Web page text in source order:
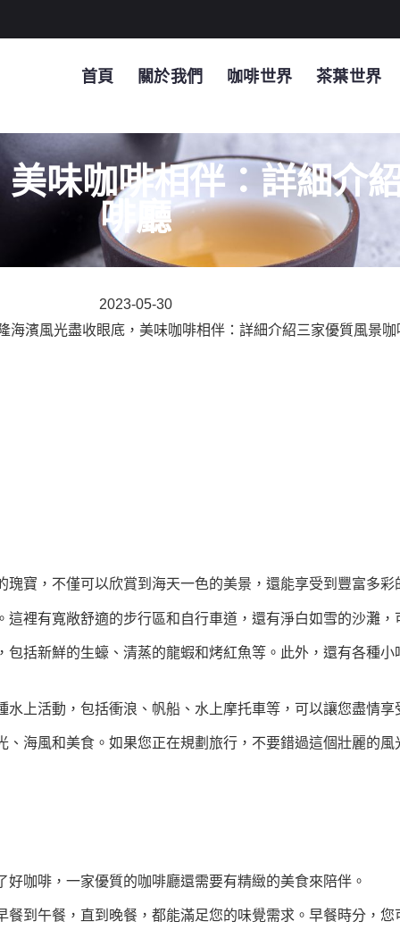
首頁 關於我們 咖啡世界 茶葉世界
味咖啡相伴：詳細介
啡廳
2023-05-30
濱風光盡收眼底，美味咖啡相伴：詳細介紹三家優質風景咖
寶，不僅可以欣賞到海天一色的美景，還能享受到豐富多彩
裡有寬敞舒適的步行區和自行車道，還有淨白如雪的沙灘
括新鮮的生蠔、清蒸的龍蝦和烤紅魚等。此外，還有各種
上活動，包括衝浪、帆船、水上摩托車等，可以讓您盡情享
海風和美食。如果您正在規劃旅行，不要錯過這個壯麗的
咖啡，一家優質的咖啡廳還需要有精緻的美食來陪伴。
到午餐，直到晚餐，都能滿足您的味覺需求。早餐時分，